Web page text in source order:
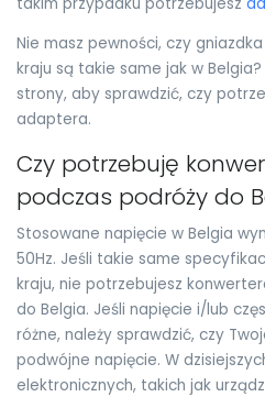
Nie masz pewności, czy
kraju są takie same jak w Belgia?
strony, aby sprawdzić, czy
adaptera.
Czy potrzebuję
podczas podróży do
Stosowane napięcie w Belgia
50Hz. Jeśli takie same
kraju, nie potrzebujesz
do Belgia. Jeśli napięcie i/lub
różne, należy sprawdzić, czy
podwójne napięcie. W
elektronicznych, takich jak